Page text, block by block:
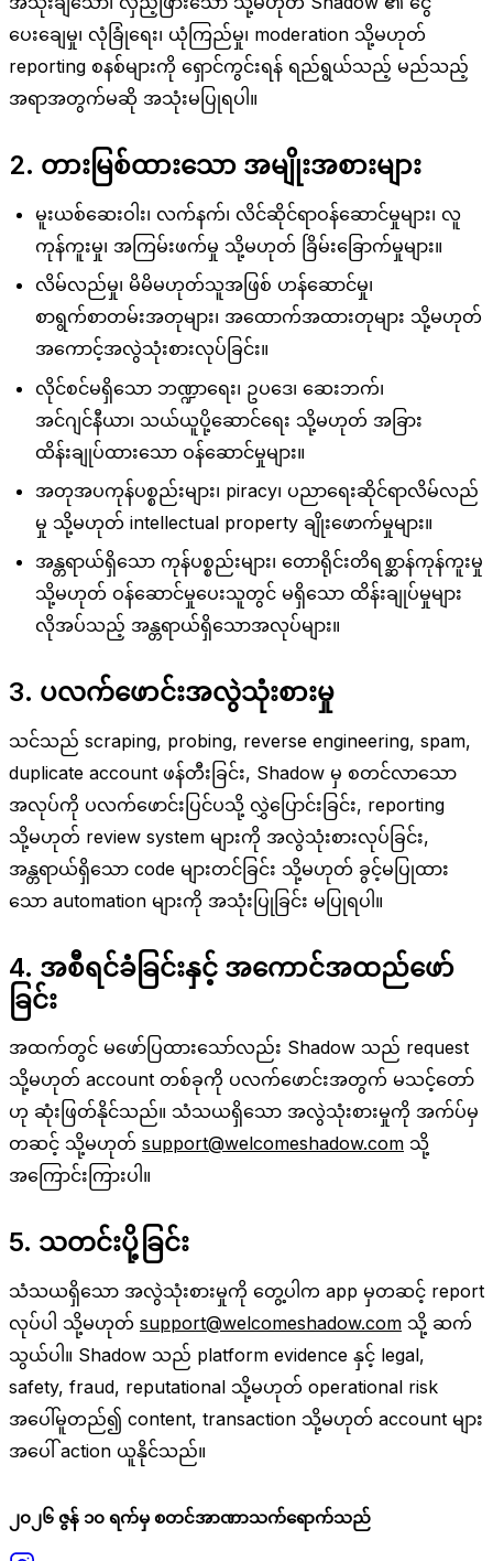
ပေးချေမှု၊ လုံခြုံရေး၊ ယုံကြည်မှု၊ moderation သို့မဟုတ်
reporting စနစ်များကို ရှောင်ကွင်းရန် ရည်ရွယ်သည့် မည်သည့်
အရာအတွက်မဆို အသုံးမပြုရပါ။
2. တားမြစ်ထားသော အမျိုးအစားများ
မူးယစ်ဆေးဝါး၊ လက်နက်၊ လိင်ဆိုင်ရာဝန်ဆောင်မှုများ၊ လူ
ကုန်ကူးမှု၊ အကြမ်းဖက်မှု သို့မဟုတ် ခြိမ်းခြောက်မှုများ။
လိမ်လည်မှု၊ မိမိမဟုတ်သူအဖြစ် ဟန်ဆောင်မှု၊
စာရွက်စာတမ်းအတုများ၊ အထောက်အထားတုများ သို့မဟုတ်
အကောင့်အလွဲသုံးစားလုပ်ခြင်း။
လိုင်စင်မရှိသော ဘဏ္ဍာရေး၊ ဥပဒေ၊ ဆေးဘက်၊
အင်ဂျင်နီယာ၊ သယ်ယူပို့ဆောင်ရေး သို့မဟုတ် အခြား
ထိန်းချုပ်ထားသော ဝန်ဆောင်မှုများ။
အတုအပကုန်ပစ္စည်းများ၊ piracy၊ ပညာရေးဆိုင်ရာလိမ်လည်
မှု သို့မဟုတ် intellectual property ချိုးဖောက်မှုများ။
အန္တရာယ်ရှိသော ကုန်ပစ္စည်းများ၊ တောရိုင်းတိရစ္ဆာန်ကုန်ကူးမှု
သို့မဟုတ် ဝန်ဆောင်မှုပေးသူတွင် မရှိသော ထိန်းချုပ်မှုများ
လိုအပ်သည့် အန္တရာယ်ရှိသောအလုပ်များ။
3. ပလက်ဖောင်းအလွဲသုံးစားမှု
သင်သည် scraping, probing, reverse engineering, spam,
duplicate account ဖန်တီးခြင်း, Shadow မှ စတင်လာသော
အလုပ်ကို ပလက်ဖောင်းပြင်ပသို့ လွှဲပြောင်းခြင်း, reporting
သို့မဟုတ် review system များကို အလွဲသုံးစားလုပ်ခြင်း,
အန္တရာယ်ရှိသော code များတင်ခြင်း သို့မဟုတ် ခွင့်မပြုထား
သော automation များကို အသုံးပြုခြင်း မပြုရပါ။
4. အစီရင်ခံခြင်းနှင့် အကောင်အထည်ဖော်
ခြင်း
အထက်တွင် မဖော်ပြထားသော်လည်း Shadow သည် request
သို့မဟုတ် account တစ်ခုကို ပလက်ဖောင်းအတွက် မသင့်တော်
ဟု ဆုံးဖြတ်နိုင်သည်။ သံသယရှိသော အလွဲသုံးစားမှုကို အက်ပ်မှ
တဆင့် သို့မဟုတ် support@welcomeshadow.com သို့
အကြောင်းကြားပါ။
5. သတင်းပို့ခြင်း
သံသယရှိသော အလွဲသုံးစားမှုကို တွေ့ပါက app မှတဆင့် report
လုပ်ပါ သို့မဟုတ် support@welcomeshadow.com သို့ ဆက်
သွယ်ပါ။ Shadow သည် platform evidence နှင့် legal,
safety, fraud, reputational သို့မဟုတ် operational risk
အပေါ်မူတည်၍ content, transaction သို့မဟုတ် account များ
အပေါ် action ယူနိုင်သည်။
၂၀၂၆ ဇွန် ၁၀ ရက်မှ စတင်အာဏာသက်ရောက်သည်